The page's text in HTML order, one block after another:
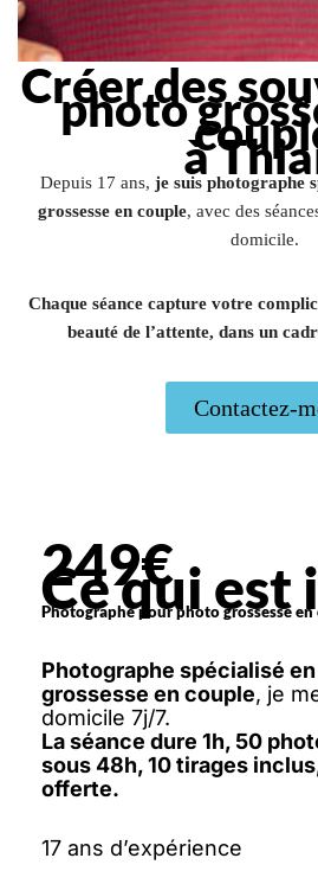
Créer des
photo
à
Depuis 17 ans, je suis photographe
grossesse en couple, avec des
domicile.
Chaque séance capture votre
beauté de l’attente, dans un
Contactez-
249€
Ce qui est
Photographe pour photo grossesse
Photographe spécialisé
grossesse en couple, je
domicile 7j/7.
La séance dure 1h, 50
sous 48h, 10 tirages
offerte.
17 ans d’expérience